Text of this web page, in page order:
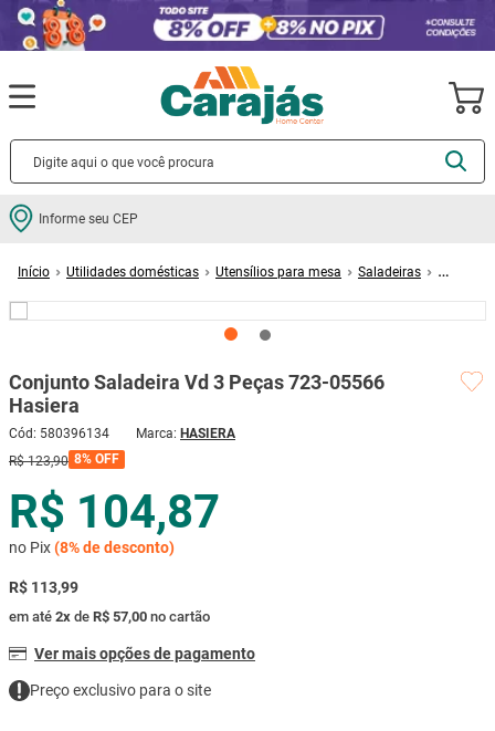
Informe seu CEP
Utilidades domésticas Utensílios para mesa
Saladeiras
Conjunto Saladeira Vd 3 Peças 723-05566
Hasiera
Cód: 580396134
HASIERA
R$ 123,90 8% OFF
R$ 104,87
no Pix(8%de desconto)
R$ 113,99
em até 2x de R$ 57,00 no cartão
Ver mais opções de pagamento
Preço exclusivo para o site
Termos mais buscados
2º porcelanato
5º porta
vaso sanitário
7º tinta
9 º mesa
10º ar condicionado